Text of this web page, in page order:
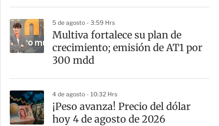
5 de agosto - 3:59 Hrs
Multiva fortalece su plan de
crecimiento; emisión de AT1 por
300 mdd
4 de agosto - 10:32 Hrs
¡Peso avanza! Precio del dólar
hoy 4 de agosto de 2026